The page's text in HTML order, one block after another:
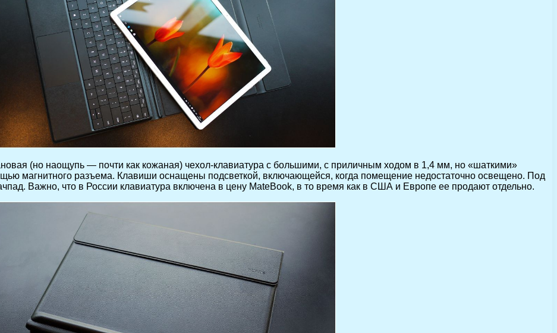
(но наощупь — почти как кожаная) чехол-клавиатура с большими, с приличным ходом в 1,4 мм, но «шаткими»
магнитного разъема. Клавиши оснащены подсветкой, включающейся, когда помещение недостаточно освещено. Под
Важно, что в России клавиатура включена в цену MateBook, в то время как в США и Европе ее продают отдельно.